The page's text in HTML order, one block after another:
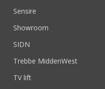
Sensire
Showroom
SIDN
Trebbe MiddenWest
TV lift